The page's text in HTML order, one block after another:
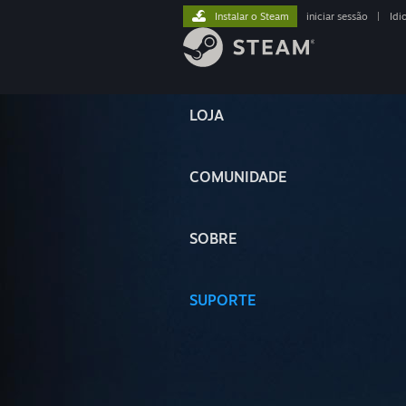
LOJA
COMUNIDADE
SOBRE
SUPORTE
Instalar o Steam iniciar sessão